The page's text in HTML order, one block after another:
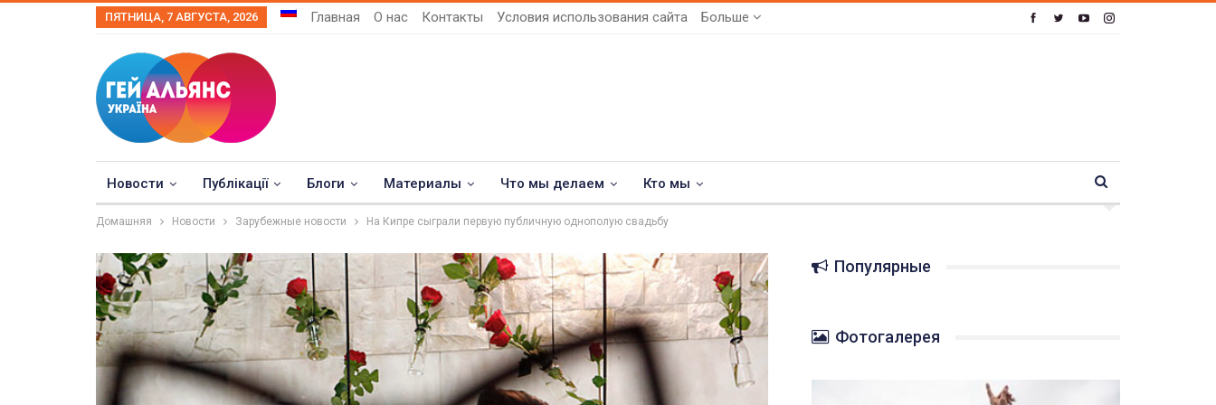
ПЯТНИЦА, 7 АВГУСТА, 2026 Главная О нас Контакты Условия использования сайта Больше
Новости Публікації Блоги Материалы Что мы делаем Кто мы
Домашняя Новости Зарубежные новости На Кипре сыграли первую публичную однополую свадьбу
Популярные
Фотогалерея